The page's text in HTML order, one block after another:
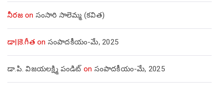
నీరజon సంసారి సాలెమ్మ (కవిత)
డా||కె.గీత on సంపాదకీయం-మే, 2025
డా.పి. విజయలక్ష్మి పండిట్ on సంపాదకీయం-మే, 2025